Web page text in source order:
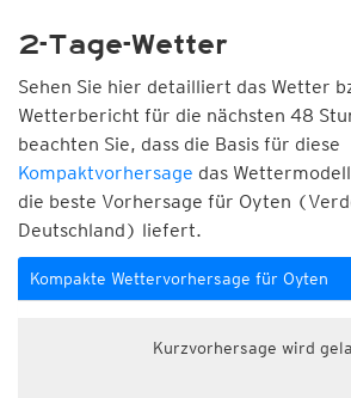
2-Tage-Wetter
Sehen Sie hier detailliert das Wetter
Wetterbericht für die nächsten 48
beachten Sie, dass die Basis für diese
Kompaktvorhersage das
die beste Vorhersage für Oyten
Deutschland) liefert.
Kompakte Wettervorhersage für Oyten
Kurzvorhersage wird